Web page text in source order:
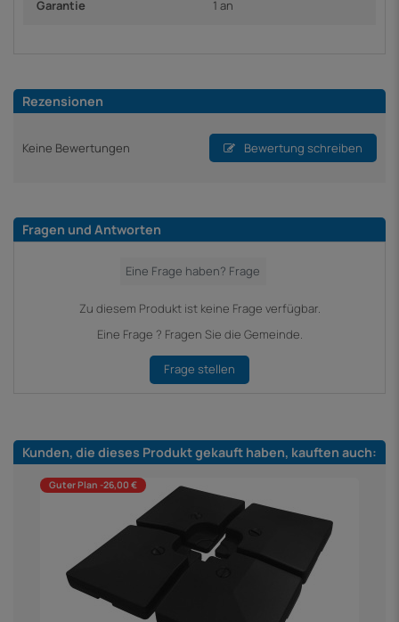
Garantie 1 an
Rezensionen
Keine Bewertungen Bewertung schreiben
Fragen und Antworten
Zu diesem Produkt ist keine Frage verfügbar.
Eine Frage ? Fragen Sie die Gemeinde.
Frage stellen
Kunden, die dieses Produkt gekauft haben, kauften auch:
Guter Plan -26,00 €